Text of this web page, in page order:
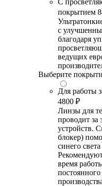
С
покрытием
с
благодаря
ведущих
Выберите
Для работы
4800 ₽
Линзы для
проводит
устройств.
блокер)
синего
время